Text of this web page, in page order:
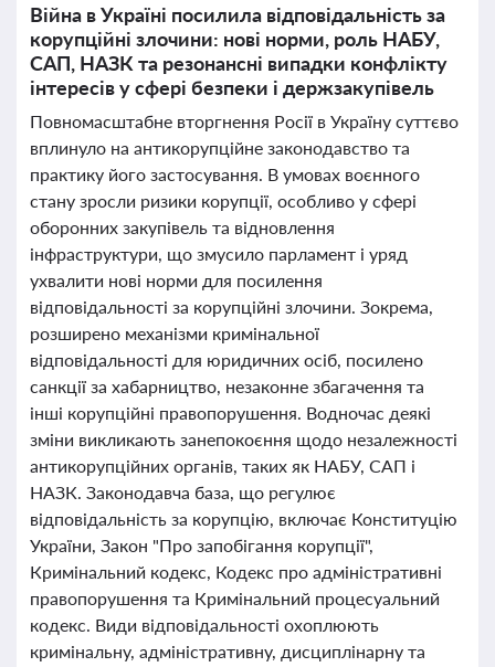
Війна в Україні посилила відповідальність за
корупційні злочини: нові норми, роль НАБУ,
САП, НАЗК та резонансні випадки конфлікту
інтересів у сфері безпеки і держзакупівель
Повномасштабне вторгнення Росії в Україну суттєво
вплинуло на антикорупційне законодавство та
практику його застосування. В умовах воєнного
стану зросли ризики корупції, особливо у сфері
оборонних закупівель та відновлення
інфраструктури, що змусило парламент і уряд
ухвалити нові норми для посилення
відповідальності за корупційні злочини. Зокрема,
розширено механізми кримінальної
відповідальності для юридичних осіб, посилено
санкції за хабарництво, незаконне збагачення та
інші корупційні правопорушення. Водночас деякі
зміни викликають занепокоєння щодо незалежності
антикорупційних органів, таких як НАБУ, САП і
НАЗК. Законодавча база, що регулює
відповідальність за корупцію, включає Конституцію
України, Закон "Про запобігання корупції",
Кримінальний кодекс, Кодекс про адміністративні
правопорушення та Кримінальний процесуальний
кодекс. Види відповідальності охоплюють
кримінальну, адміністративну, дисциплінарну та